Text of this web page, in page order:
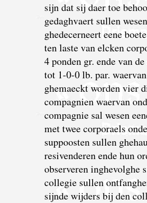
sijn dat sij daer toe
gedaghvaert sullen
ghedecerneert eene
ten laste van elcken
4 ponden gr. ende van
tot 1-0-0 lb. par. w
ghemaeckt worden vier
compagnien waervan
compagnie sal wesen
met twee corporaels
suppoosten sullen
resivenderen ende hun
observeren inghevolghe
collegie sullen
sijnde wijders bij den